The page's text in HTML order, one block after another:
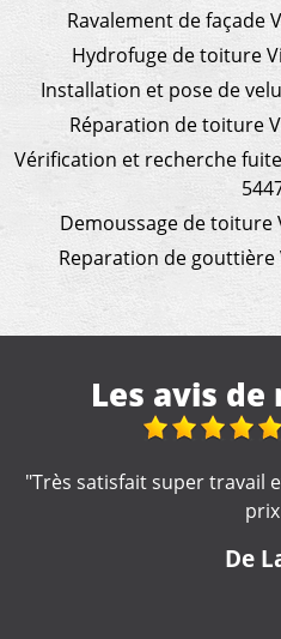
Ravalement de façade
Hydrofuge de toiture
Installation et pose de
Réparation de toiture
Vérification et recherche
Demoussage de toiture
Reparation de gouttière
Les avis
"Artisan réactif et
De